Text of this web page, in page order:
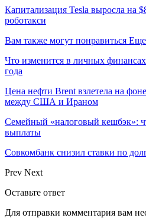
Капитализация Tesla выросла на
роботакси
Вам также могут понравиться Еще
Что изменится в личных
года
Цена нефти Brent взлетела на
между США и Ираном
Семейный «налоговый кешбэк»:
выплаты
Совкомбанк снизил ставки по
Prev Next
Оставьте ответ
Для отправки комментария вам